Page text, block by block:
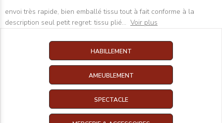
envoi très rapide, bien emballé tissu tout à fait conforme à la
description seul petit regret: tissu plié... Voir plus
HABILLEMENT
AMEUBLEMENT
SPECTACLE